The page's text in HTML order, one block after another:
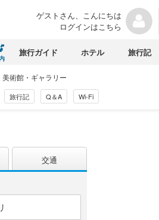
ゲストさん、こんにちは
ログインはこちら
旅行ガイド ホテル 旅行記
美術館・ギャラリー
旅行記 Q＆A Wi-Fi
交通